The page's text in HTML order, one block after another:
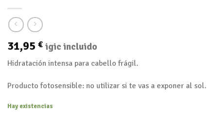
31,95 € igic incluido
Hidratación intensa para cabello frágil.
Producto fotosensible: no utilizar si te vas a exponer al sol.
Hay existencias